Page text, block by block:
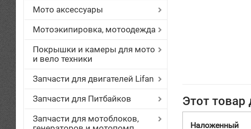
Мото аксессуары
Мотоэкипировка, мотоодежда
Покрышки и камеры для мото
и вело техники
Запчасти для двигателей Lifan
Запчасти для Питбайков
Запчасти для мотоблоков,
Этот
Наложенный